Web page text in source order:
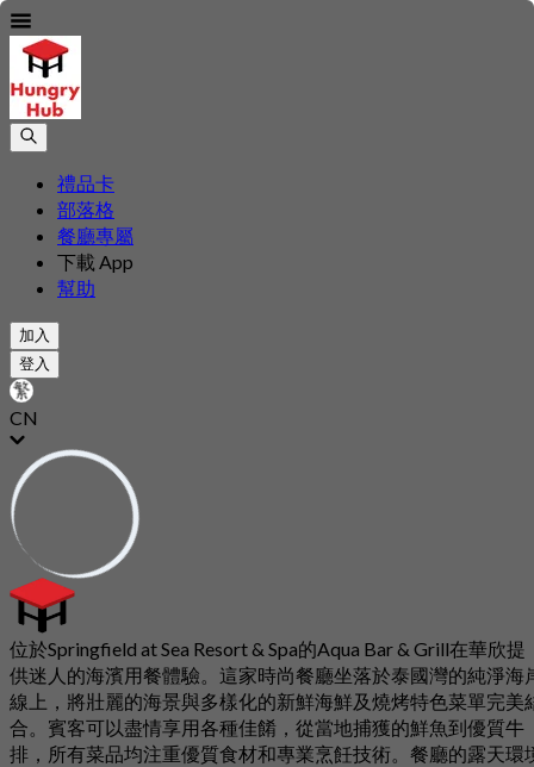
禮品卡
部落格
餐廳專屬
下載 App
幫助
加入
登入
CN
位於Springfield at Sea Resort & Spa的Aqua Bar & Grill在華欣提
供迷人的海濱用餐體驗。這家時尚餐廳坐落於泰國灣的純淨海
線上，將壯麗的海景與多樣化的新鮮海鮮及燒烤特色菜單完美
合。賓客可以盡情享用各種佳餚，從當地捕獲的鮮魚到優質牛
排，所有菜品均注重優質食材和專業烹飪技術。餐廳的露天環